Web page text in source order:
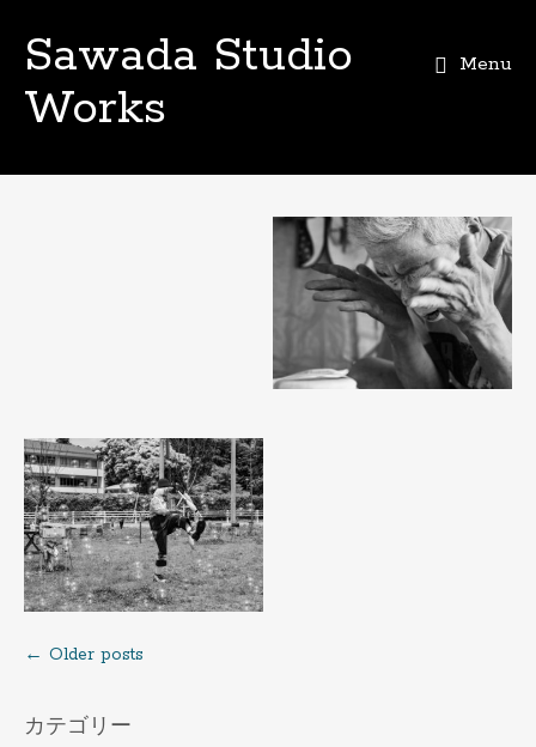
Sawada Studio
Works
Menu
Posts
navigation
← Older posts
カテゴリー